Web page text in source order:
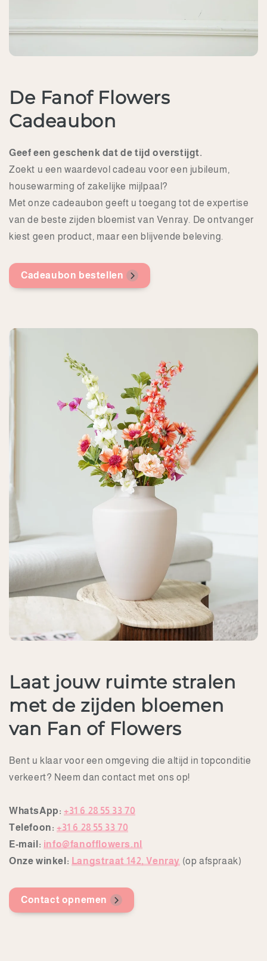
De Fanof Flowers
Cadeaubon
Geef een geschenk dat de tijd overstijgt.
Zoekt u een waardevol cadeau voor een jubileum,
housewarming of zakelijke mijlpaal?
Met onze cadeaubon geeft u toegang tot de expertise
van de beste zijden bloemist van Venray. De ontvanger
kiest geen product, maar een blijvende beleving.
Cadeaubon bestellen
Laat jouw ruimte stralen
met de zijden bloemen
van Fan of Flowers
Bent u klaar voor een omgeving die altijd in topconditie
verkeert? Neem dan contact met ons op!
WhatsApp: +31 6 28 55 33 70
Telefoon: +31 6 28 55 33 70
E-mail: info@fanofflowers.nl
Onze winkel: Langstraat 142, Venray (op afspraak)
Contact opnemen